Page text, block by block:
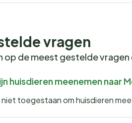
vragen
op de meest gestelde
huisdieren meenemen naar
toegestaan om huisdieren